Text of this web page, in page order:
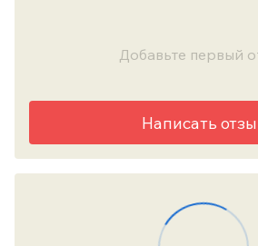
Добавьте первый
Написать